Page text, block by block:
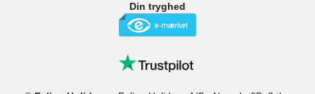
Din tryghed